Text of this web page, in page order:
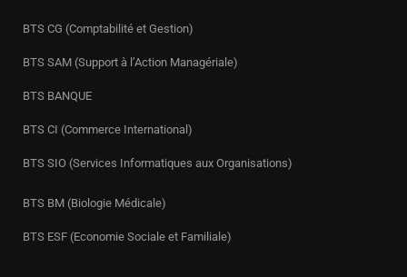
BTS CG (Comptabilité et Gestion)
BTS SAM (Support à l’Action Managériale)
BTS BANQUE
BTS CI (Commerce International)
BTS SIO (Services Informatiques aux Organisations)
BTS BM (Biologie Médicale)
BTS ESF (Economie Sociale et Familiale)